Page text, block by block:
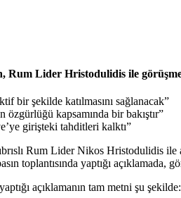
Rum Lider Hristodulidis ile
bir şekilde katılmasını sağlanacak”
özgürlüğü kapsamında bir bakıştır”
girişteki tahditleri kalktı”
Rum Lider Nikos Hristodulidis ile
toplantısında yaptığı
açıklamanın tam metni şu şekilde: